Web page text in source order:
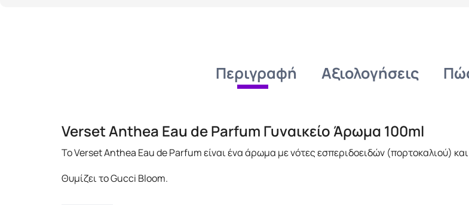
Περιγραφή Αξιολογήσεις
Verset Anthea Eau de Parfum Γυναικείο Άρωμα 100ml
Το Verset Anthea Eau de Parfum είναι ένα άρωμα μενότες εσπεριδοειδών (πορτοκαλιού)
Θυμίζει το Gucci Bloom.